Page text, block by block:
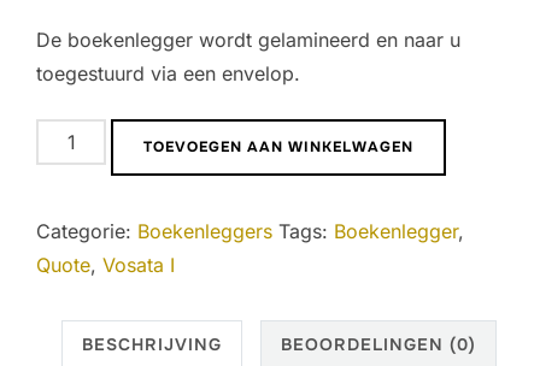
De boekenlegger wordt gelamineerd en naar u
toegestuurd via een envelop.
Boekenlegger
Zee
TOEVOEGEN AAN WINKELWAGEN
Categorie: Boekenleggers Tags: Boekenlegger,
Quote, Vosata I
BESCHRIJVING BEOORDELINGEN (0)